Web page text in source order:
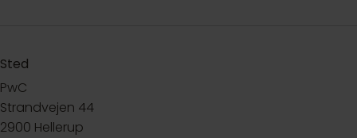
Sted
PwC
Strandvejen 44
2900 Hellerup